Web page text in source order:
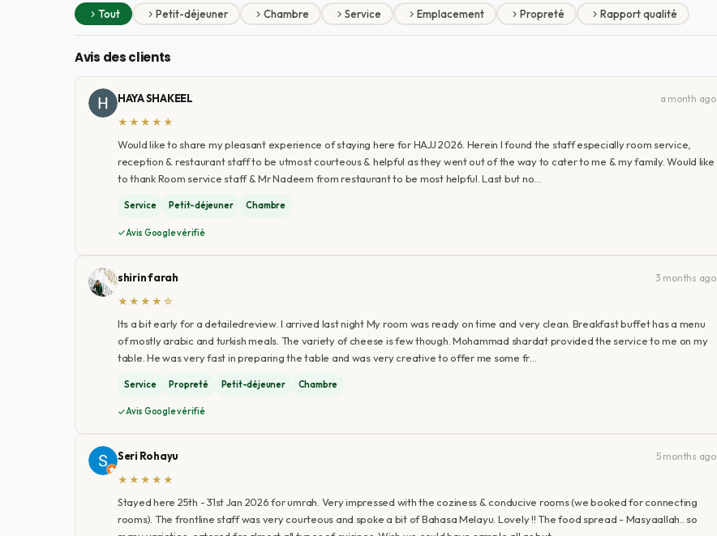
Tout Petit-déjeuner Chambre Service Emplacement Propreté Rapport qualité
Avis des clients
HAYA SHAKEEL
a month ago
★★★★★
Would like to share my pleasant experience of staying here for HAJJ 2026. Herein I found the staff especially room service,
reception & restaurant staff to be utmost courteous & helpful as they went out of the way to cater to me & my family. Would like
to thank Room service staff & Mr Nadeem from restaurant to be most helpful. Last but no…
Service Petit-déjeuner Chambre
Avis Google vérifié
shirin farah
3 months ago
★★★★☆
Its a bit early for a detailedreview. I arrived last night My room was ready on time and very clean. Breakfast buffet has a menu
of mostly arabic and turkish meals. The variety of cheese is few though. Mohammad shardat provided the service to me on my
table. He was very fast in preparing the table and was very creative to offer me some fr…
Service Propreté Petit-déjeuner Chambre
Avis Google vérifié
Seri Rohayu
5 months ago
★★★★★
Stayed here 25th - 31st Jan 2026 for umrah. Very impressed with the coziness & conducive rooms (we booked for connecting
rooms). The frontline staff was very courteous and spoke a bit of Bahasa Melayu. Lovely !! The food spread - Masyaallah.. so